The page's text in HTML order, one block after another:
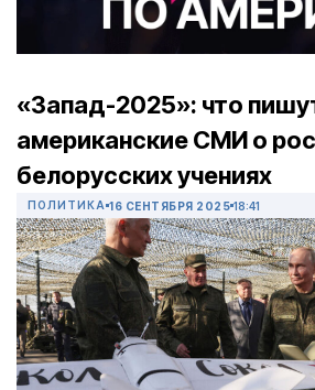
«Запад-2025»: что
американские СМИ о
белорусских учениях
ПОЛИТИКА 16 СЕНТЯБРЯ 2025 18:41